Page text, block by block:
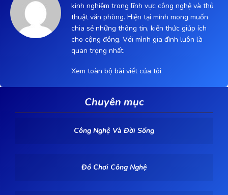
kinh nghiệm trong lĩnh vực công nghệ và thủ
thuật văn phòng. Hiện tại mình mong muốn
chia sẻ những thông tin, kiến thức giúp ích
cho cộng đồng. Với mình gia đình luôn là
quan trọng nhất.
Xem toàn bộ bài viết của tôi
Chuyên mục
Công Nghệ Và Đời Sống
Đồ Chơi Công Nghệ